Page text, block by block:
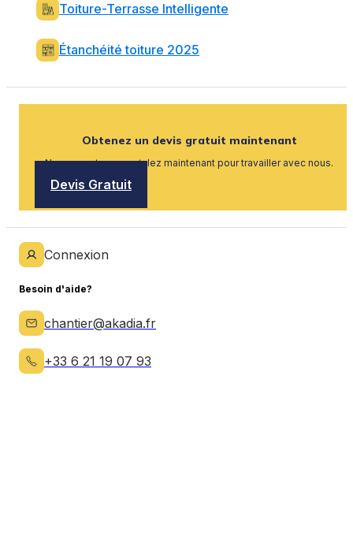
Toiture-Terrasse Intelligente
Étanchéité toiture 2025
Obtenez un devis gratuit maintenant
Nous recrutons, postulez maintenant pour travailler avec nous.
Devis Gratuit
Connexion
Besoin d'aide?
chantier@akadia.fr
+33 6 21 19 07 93